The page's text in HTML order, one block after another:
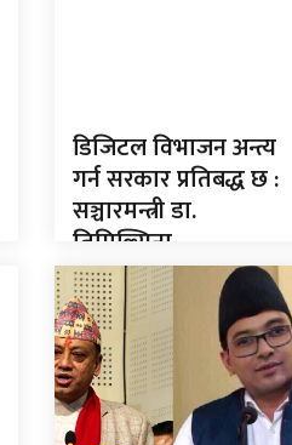
डिजिटल विभाजन अन्त्य
गर्न सरकार प्रतिबद्ध छ :
सञ्चारमन्त्री डा.
तिमिल्सिना